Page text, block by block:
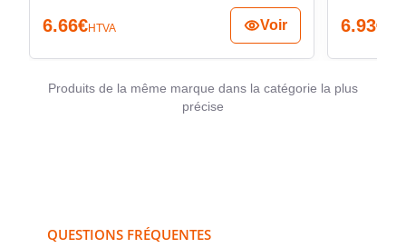
6.66€HTVA Voir 6.93€
Produits de la même marque dans la catégorie la plus
précise
QUESTIONS FRÉQUENTES